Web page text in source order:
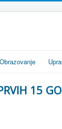
Obrazovanje
15